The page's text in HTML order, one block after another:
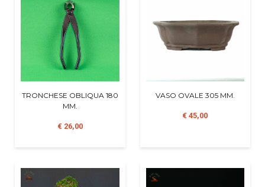
TRONCHESE OBLIQUA 180
MM.
€ 26,00
VASO OVALE 305 MM.
€ 45,00